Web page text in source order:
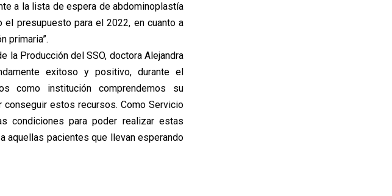
a la lista de espera de abdominoplastía
presupuesto para el 2022, en cuanto a
primaria”.
la Producción del SSO, doctora Alejandra
exitoso y positivo, durante el
como institución comprendemos su
conseguir estos recursos. Como Servicio
condiciones para poder realizar estas
aquellas pacientes que llevan esperando